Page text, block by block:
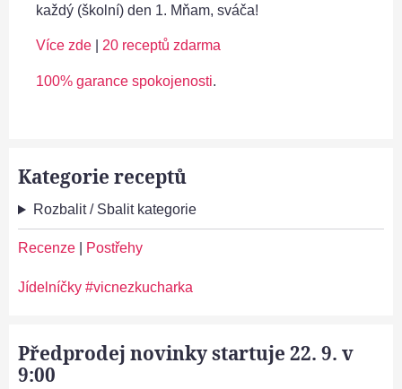
každý (školní) den 1. Mňam, sváča!
Více zde 20 receptů zdarma
100% garance spokojenosti.
Kategorie receptů
Rozbalit / Sbalit kategorie
Recenze Postřehy
Jídelníčky #vicnezkucharka
Předprodej novinky startuje 22. 9. v
9:00